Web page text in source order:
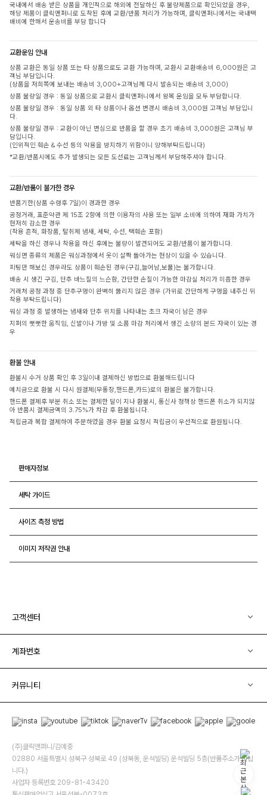
국내에서 배송 받은 상품을 개인적으로 해외에 전달하신 후 불량제품으로 확인되었을 경우,
해당 제품이 클릭앤퍼니로 도착된 후에 교환/반품 처리가 가능하며, 클릭앤퍼니에서는 국내택
배비에 한해서 운송비를 부담 합니다
교환운임 안내
상품 교환은 동일 상품 또는 타 상품으로도 교환 가능하며, 교환시 교환배송비 6,000원은 고
객님 부담입니다.
(상품을 저희쪽에 보내는 배송비 3,000+고객님께 다시 발송되는 배송비 3,000)
상품 불량일 경우 : 동일 상품으로 교환시 클릭앤퍼니에서 왕복 운임을 모두 부담합니다.
상품 불량일 경우 : 동일 상품 외 타 상품이나 옵션 변경시 배송비 3,000원 고객님 부담입니
다.
상품 불량일 경우 : 교환이 아닌 변심으로 반품을 할 경우 초기 배송비 3,000원은 고객님 부
담입니다.
(인위적인 훼손 & 수선 등의 악용을 방지하기 위함이니 양해부탁드립니다)
*교환/반품시에도 추가 발생되는 모든 도선료는 고객님께서 부담해주셔야 합니다.
교환/반품이 불가한 경우
반품기한(상품 수령후 7일)이 경과한 경우
공정거래, 표준약관 제 15조 2항에 의한 이용자의 사용 또는 일부 소비에 의하여 재화 가치가
현저히 감소한 경우
(착용 흔적, 화장품, 탈취제 냄새, 세탁, 수선, 택훼손 포함)
세탁을 하신 경우나 착용을 하신 후에는 불량이 발견되어도 교환/반품이 불가합니다.
워싱면 종류의 제품은 워싱과정에서 옷이 살짝 돌아가는 현상이 있을 수 있습니다.
피팅만 해보신 경우라도 상품이 훼손된 경우(구김,늘어남,보풀)는 불가합니다.
배송 시 생긴 구김, 단추 바느질의 느슨함, 간단한 손질이 가능한 마감실 처리가 미흡한 경우
거래처 공정 과정 중 단추구멍이 완벽히 뚫리지 않은 경우 (가위로 간단하게 구멍을 내주신 뒤
착용 부탁드립니다)
워싱 과정 중 발생하는 냄새와 단추 위치를 나타내는 초크 자국이 남은 경우
지퍼의 뻣뻣한 움직임, 신발이나 가방 및 소품 마감 처리에서 생긴 소량의 본드 자국이 있는 경
우
환불 안내
환불시 수거 상품 확인 후 3일이내 결제하신 방법으로 환불해드립니다
예치금으로 환불 시 다시 원결제(무통장,핸드폰,카드)로의 환불은 불가합니다.
핸드폰 결제후 부분 취소 또는 결제한 달이 지나 환불시, 통신사 정책상 핸드폰 취소가 되지않
아 반품시 결제금액의 3.75%가 차감 후 환불됩니다.
적립금과 복합 결제하여 주문하였을 경우 환불 요청시 적립금이 우선적으로 환원됩니다.
판매자정보
세탁 가이드
사이즈 측정 방법
이미지 저작권 안내
고객센터
계좌번호
커뮤니티
(주)클릭앤퍼니/김예중
02880 서울특별시 성북구 성북로 49 (성북동, 운석빌딩) 운석빌딩 5층(반품주소가 아닙
니다.)
사업자 등록번호 209-81-43420